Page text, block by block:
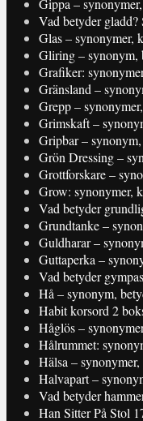
Vad betyder
Glas – synonymer,
Gliring – synonym,
Grafiker:
Gränsland –
Grepp –
Grimskaft –
Gripbar –
Grön Dressing –
Grottforskare –
Grow: synonymer,
Vad betyder
Grundtanke –
Guldharar –
Guttaperka –
Vad betyder
Hå – synonym,
Habit korsord 2
Håglös –
Hålrummet:
Hälsa –
Halvapart –
Vad betyder
Han Sitter På Stol